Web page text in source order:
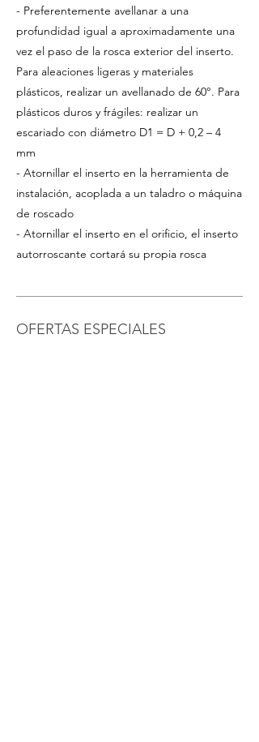
- Preferentemente avellanar a una
profundidad igual a aproximadamente una
vez el paso de la rosca exterior del inserto.
Para aleaciones ligeras y materiales
plásticos, realizar un avellanado de 60°. Para
plásticos duros y frágiles: realizar un
escariado con diámetro D1 = D + 0,2 – 4
mm
- Atornillar el inserto en la herramienta de
instalación, acoplada a un taladro o máquina
de roscado
- Atornillar el inserto en el orificio, el inserto
autorroscante cortará su propia rosca
OFERTAS ESPECIALES